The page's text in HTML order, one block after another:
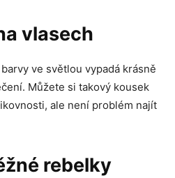
vlasech
ve světlou vypadá krásně
Můžete si takový kousek
ale není problém najít
rebelky